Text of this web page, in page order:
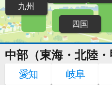
四国
九州
中部（東海・北陸・
愛知 岐阜